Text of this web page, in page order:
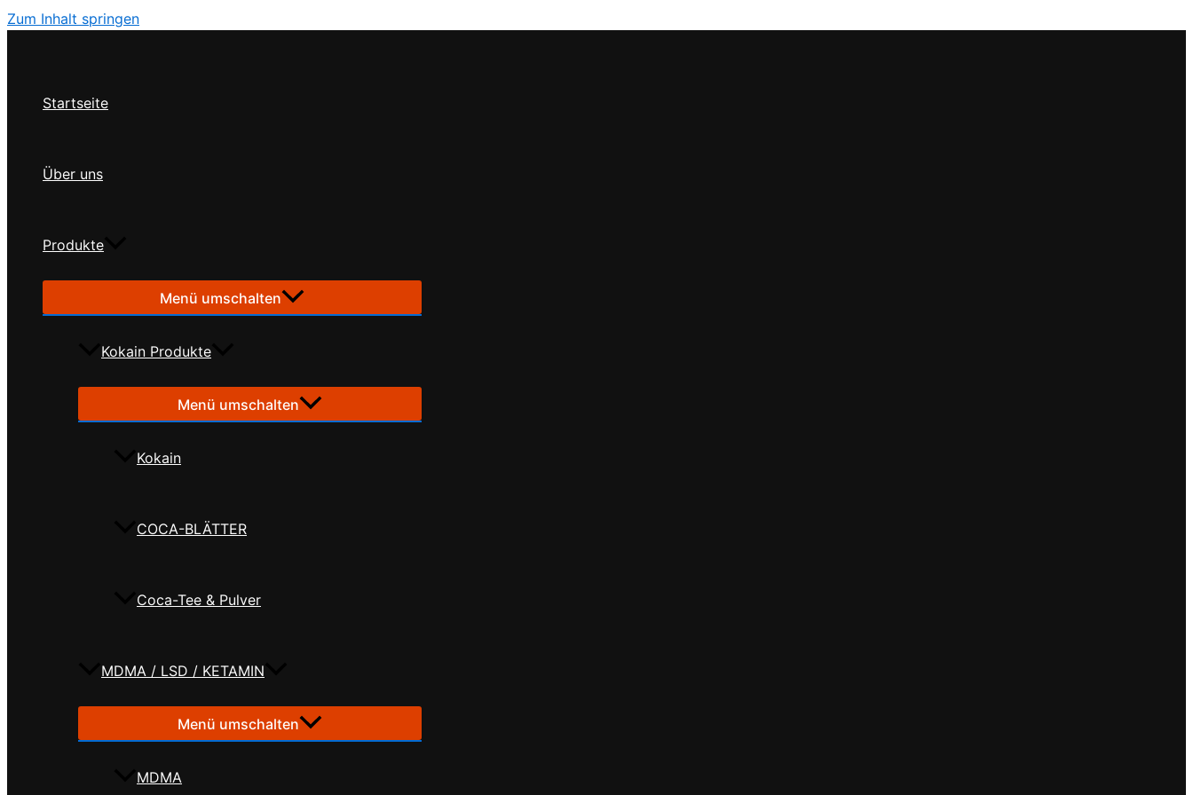
Zum Inhalt springen
Startseite
Über uns
Produkte
Menü umschalten
Kokain Produkte
Menü umschalten
Kokain
COCA-BLÄTTER
Coca-Tee & Pulver
MDMA / LSD / KETAMIN
Menü umschalten
MDMA